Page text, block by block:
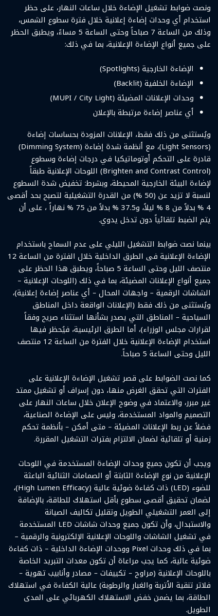
ونصت ضوابط تشغيل الإضاءة خلال ساعات النهار، على حظر
استخدام أي وحدات إضاءة إعلانية خلال فترة سطوع الشمس،
وذلك من الساعة 7 صباحاً وحتى الساعة 5 مساءً، ويطبق الحظر
على جميع أنواع الإضاءة الإعلانية، بما في ذلك:
الإضاءة الخارجية (Spotlights)
الإضاءة الخلفية (Backlit)
وحدات الإعلانات المضيئة (MUPI / City Light)
أي عناصر إضاءة مرتبطة بالإعلان
ويُستثنى من ذلك فقط، الإعلانات المزودة بحساسات إضاءة
(Light Sensors)، مع أنظمة شدة إضاءة (Dimming System)
قادرة على التحكم أوتوماتيكيا في درجات إضاءة وسطوع
(Brighten and Contrast Control) اللوحات الإعلانية طبقاً
لإضاءة البيئة الخارجية المحيطة، وبشرط: تخفيض شدة السطوع
لنسبة لا تزيد عن (50 %) من القدرة التشغيلية لتصبح بحد أقصى
4 % بدلاً من 8 % ليلاً، و37.5 % بدلاً من 75 % نهاراً ، على أن
يتم الضبط تلقائياً دون تدخل يدوي.
بينما نصت ضوابط التشغيل الليلي على عدم السماح باستخدام
الإضاءة الإعلانية فى الطرق الداخلية خلال الفترة من الساعة 12
منتصف الليل وحتى الساعة 5 صباحاً، ويطبق هذا الحظر على
جميع أنواع الإعلانات المضيئة، بما في ذلك (اللوحات الإعلانية –
الشاشات الرقمية – واجهات المحال – أي عناصر إضاءة إعلانية)،
ويُستثنى من ذلك فقط (الإعلانات الواقعة داخل المناطق
السياحية – المناطق التي يصدر بشأنها استثناء صريح وفقاً
لقرارات مجلس الوزراء)، أما الطرق الرئيسية، فيُحظر فيها
استخدام الإضاءة الإعلانية خلال الفترة من الساعة 12 منتصف
الليل وحتى الساعة 5 صباحاً.
كما نصت الضوابط على قصر تشغيل الإضاءة الإعلانية على
الفترات التي تحقق الغرض منها، دون إسراف أو تشغيل ممتد
غير مبرر، والاعتماد في وضوح الإعلان خلال ساعات النهار على
التصميم والمواد المستخدمة، وليس على الإضاءة الصناعية،
فضلاً عن ربط الإعلانات المضيئة – متى أمكن – بأنظمة تحكم
زمنية أو تلقائية لضمان الالتزام بفترات التشغيل المقررة.
ويجب أن تكون جميع وحدات الإضاءة المستخدمة في اللوحات
الإعلانية من نوع الإضاءة الثابتة أو الصمامات الثنائية الباعثة
للضوء (LED) ذات كفاءة ضوئية عالية (High Lumen Efficacy)،
لضمان تحقيق أقصى سطوع بأقل استهلاك للطاقة، بالإضافة
إلى العمر التشغيلي الطويل وتقليل تكاليف الصيانة
والاستبدال، وأن تكون جميع وحدات شاشات LED المستخدمة
في تشغيل الشاشات واللوحات الإعلانية الإلكترونية والرقمية –
بما في ذلك وحدات Pixel ووحدات الإضاءة الداخلية – ذات كفاءة
ضوئية عالية، كما يجب مراعاة أن تكون معدات التبريد الخاصة
باللوحات الإعلانية (مراوح – تكييفات – مصادر وأنابيب تهوية –
فلاتر تنقية الأتربة والغبار والرطوبة) عالية الكفاءة في استهلاك
الطاقة، بما يضمن خفض الاستهلاك الكهربائي على المدى
الطويل.